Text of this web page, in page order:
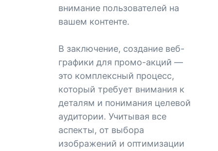
внимание пользователей на
вашем контенте.
В заключение, создание веб-
графики для промо-акций —
это комплексный процесс,
который требует внимания к
деталям и понимания целевой
аудитории. Учитывая все
аспекты, от выбора
изображений и оптимизации